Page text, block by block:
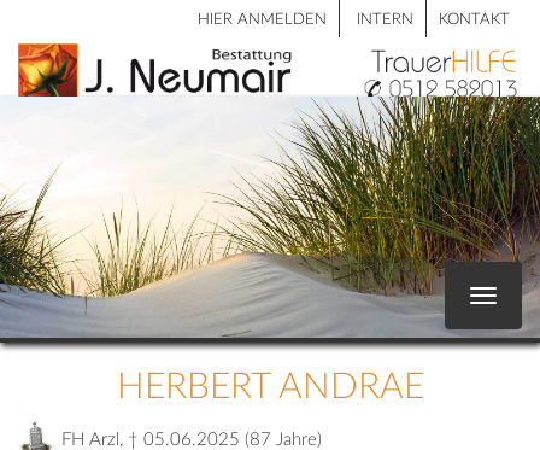
HIER ANMELDEN INTERN KONTAKT
Toggle
HERBERT ANDRAE
FH Arzl, † 05.06.2025 (87 Jahre)